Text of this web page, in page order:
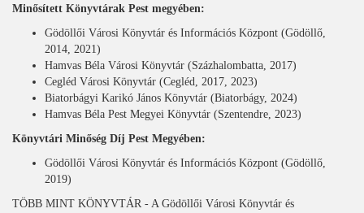
Minősített Könyvtárak Pest megyében:
Gödöllői Városi Könyvtár és Információs Központ (Gödöllő,
2014, 2021)
Hamvas Béla Városi Könyvtár (Százhalombatta, 2017)
Cegléd Városi Könyvtár (Cegléd, 2017, 2023)
Biatorbágyi Karikó János Könyvtár (Biatorbágy, 2024)
Hamvas Béla Pest Megyei Könyvtár (Szentendre, 2023)
Könyvtári Minőség Díj Pest Megyében:
Gödöllői Városi Könyvtár és Információs Központ (Gödöllő,
2019)
TÖBB MINT KÖNYVTÁR - A Gödöllői Városi Könyvtár és